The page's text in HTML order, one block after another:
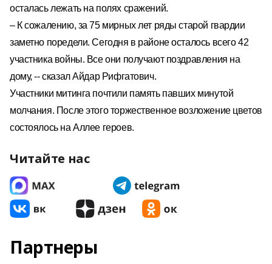
осталась лежать на полях сражений.
–К сожалению, за 75 мирных лет ряды старой гвардии
заметно поредели. Сегодня в районе осталось всего 42
участника войны. Все они получают поздравления на
дому, -- сказал Айдар Рифгатович.
Участники митинга почтили память павших минутой
молчания. После этого торжественное возложение цветов
состоялось на Аллее героев.
Читайте нас
Партнеры